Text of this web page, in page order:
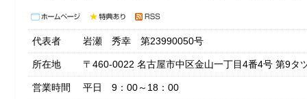
代表者 岩瀬 秀幸 第23990050号
所在地 〒460-0022 名古屋市中区金山一丁目4番4号 第9タ
営業時間 平日 9：00～18：00